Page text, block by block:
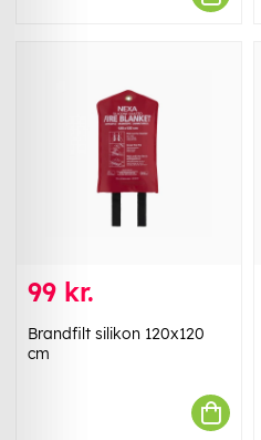
99 kr.
Brandfilt silikon 120x120
cm